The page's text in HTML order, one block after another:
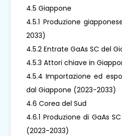
4.5 Giappone
4.5.1 Produzione
2033)
4.5.2 Entrate GaAs SC del
4.5.3 Attori chiave in
4.5.4 Importazione ed
dal Giappone (2023-2033)
4.6 Corea del Sud
4.6.1 Produzione di GaAs
(2023-2033)